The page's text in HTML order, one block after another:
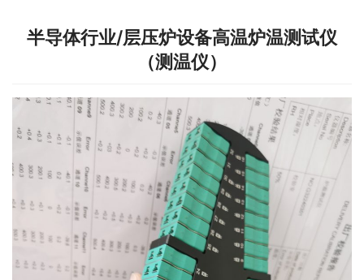
半导体行业/层压炉设备高温炉温测试仪
（测温仪）